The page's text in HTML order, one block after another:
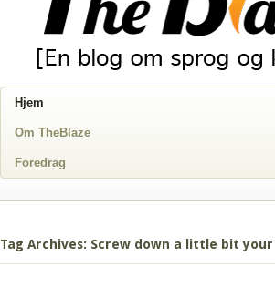
Hjem
Om TheBlaze
Foredrag
Tag Archives: Screw down a little bit